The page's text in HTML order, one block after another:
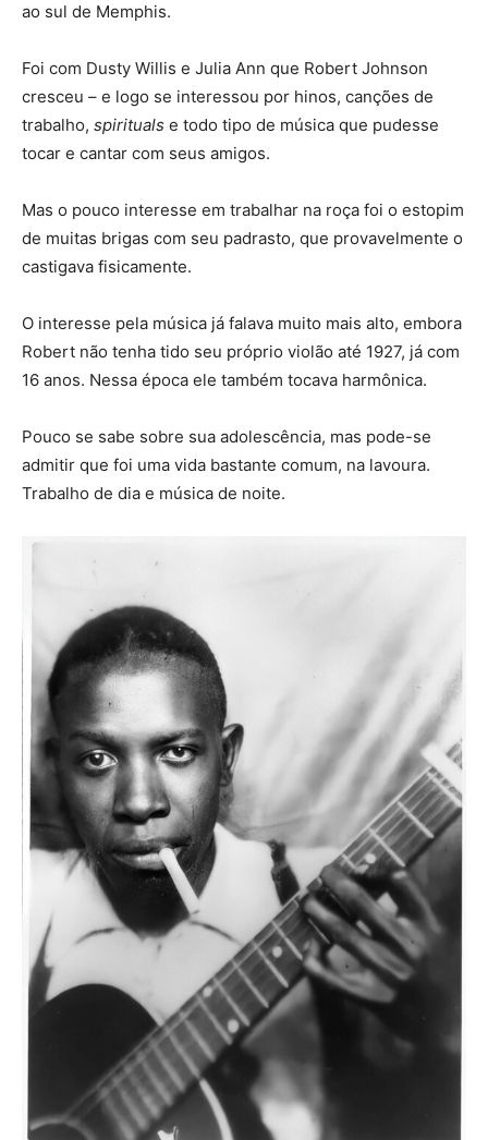
ao sul de Memphis.
Foi com Dusty Willis e Julia Ann que Robert Johnson
cresceu – e logo se interessou por hinos, canções de
trabalho, spirituals e todo tipo de música que pudesse
tocar e cantar com seus amigos.
Mas o pouco interesse em trabalhar na roça foi o estopim
de muitas brigas com seu padrasto, que provavelmente o
castigava fisicamente.
O interesse pela música já falava muito mais alto, embora
Robert não tenha tido seu próprio violão até 1927, já com
16 anos. Nessa época ele também tocava harmônica.
Pouco se sabe sobre sua adolescência, mas pode-se
admitir que foi uma vida bastante comum, na lavoura.
Trabalho de dia e música de noite.